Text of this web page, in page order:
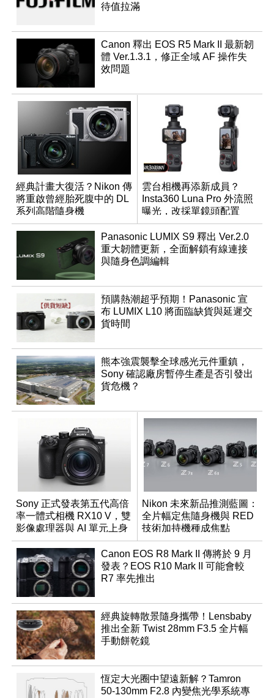
待值拉滿
Canon 釋出 EOS R5 Mark II 最新韌
體 Ver.1.3.1，修正全域 AF 操作失
效問題
經典計畫大復活？Nikon 傳
將重啟曾經胎死腹中的 DL
系列高階隨身機
雲台相機再添新成員？
Insta360 Luna Pro 外流照
曝光，改採單鏡頭配置
Panasonic LUMIX S9 釋出 Ver.2.0
重大韌體更新，全面解鎖有線連接
與隨身色調編輯
預購熱潮超乎預期！Panasonic 宣
布 LUMIX L10 將面臨缺貨與延遲交
貨時間
熊本強震襲擊全球感光元件重鎮，
Sony 確認廠房暫停生產是否引發出
貨危機？
Sony 正式發表第五代高倍
率一體式相機 RX10 V，雙
影像處理器與 AI 單元上身
Nikon 未來新品推測藍圖：
全片幅定焦隨身機與 RED
技術加持機種成焦點
Canon EOS R8 Mark II 傳將於 9 月
發表？EOS R10 Mark II 可能會較
R7 率先推出
經典旋轉散景隨身攜帶！Lensbaby
推出全新 Twist 28mm F3.5 全片幅
手動餅乾鏡
恆定大光圈中望遠新解？Tamron
50-130mm F2.8 內變焦光學系統專